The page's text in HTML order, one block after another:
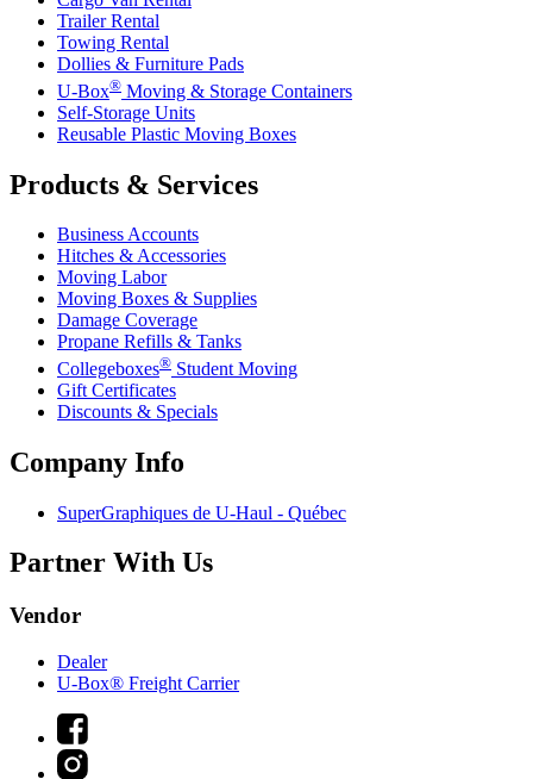
Trailer Rental
Towing Rental
Dollies & Furniture Pads
U-Box® Moving & Storage Containers
Self-Storage Units
Reusable Plastic Moving Boxes
Products & Services
Business Accounts
Hitches & Accessories
Moving Labor
Moving Boxes & Supplies
Damage Coverage
Propane Refills & Tanks
Collegeboxes® Student Moving
Gift Certificates
Discounts & Specials
Company Info
SuperGraphiques de U-Haul - Québec
Partner With Us
Vendor
Dealer
U-Box® Freight Carrier